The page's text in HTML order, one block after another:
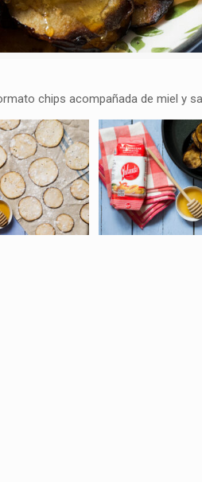
chips acompañada de miel y